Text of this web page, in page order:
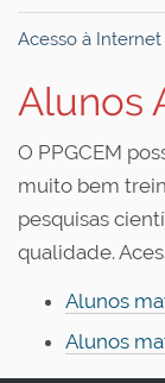
Acesso à Internet
Alunos
O PPGCEM
muito bem
pesquisas
qualidade.
Alunos
Alunos